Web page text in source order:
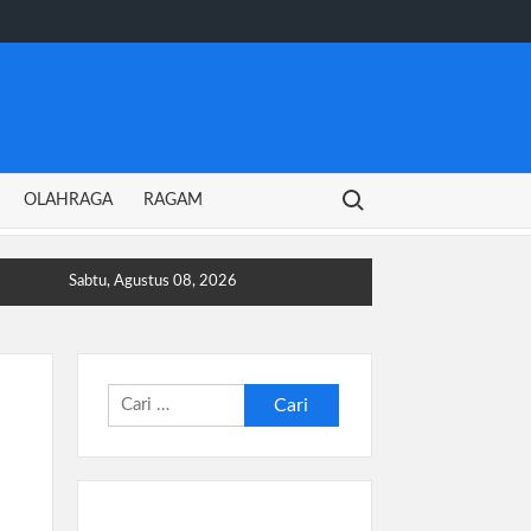
OLAHRAGA RAGAM
Search for:
Sabtu, Agustus 08, 2026
untuk: